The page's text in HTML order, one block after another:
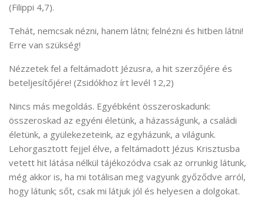
(Filippi 4,7).
Tehát, nemcsak nézni, hanem látni; felnézni és hitben látni!
Erre van szükség!
Nézzetek fel a feltámadott Jézusra, a hit szerzőjére és
beteljesítőjére! (Zsidókhoz írt levél 12,2)
Nincs más megoldás. Egyébként összeroskadunk:
összeroskad az egyéni életünk, a házasságunk, a családi
életünk, a gyülekezeteink, az egyházunk, a világunk.
Lehorgasztott fejjel élve, a feltámadott Jézus Krisztusba
vetett hit látása nélkül tájékozódva csak az orrunkig látunk,
még akkor is, ha mi totálisan meg vagyunk győződve arról,
hogy látunk; sőt, csak mi látjuk jól és helyesen a dolgokat.